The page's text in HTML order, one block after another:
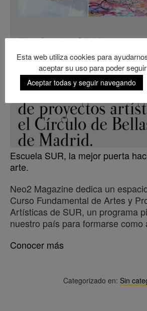
Escuela SUR, la mejor puerta
arte.
Neo2 Magazine dedica un
Curso Fundamental de Artes y
Artísticas de SUR, un programa
nuestro país para formarse como
Conocer más
Categorizado en: Sin
Esta web utiliza cookies para
aceptar su uso para poder
Aceptar todas y seguir navegando